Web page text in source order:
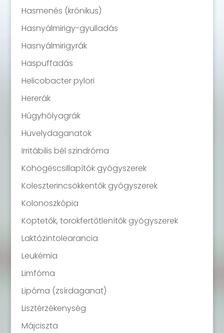
Hasmenés (krónikus)
Hasnyálmirigy-gyulladás
Hasnyálmirigyrák
Haspuffadás
Helicobacter pylori
Hererák
Húgyhólyagrák
Hüvelydaganatok
Irritábilis bél szindróma
Köhögéscsillapítók gyógyszerek
Koleszterincsökkentők gyógyszerek
Kolonoszkópia
Köptetők, torokfertőtlenítők gyógyszerek
Laktózintolearancia
Leukémia
Limfóma
Lipóma (zsírdaganat)
Lisztérzékenység
Májciszta